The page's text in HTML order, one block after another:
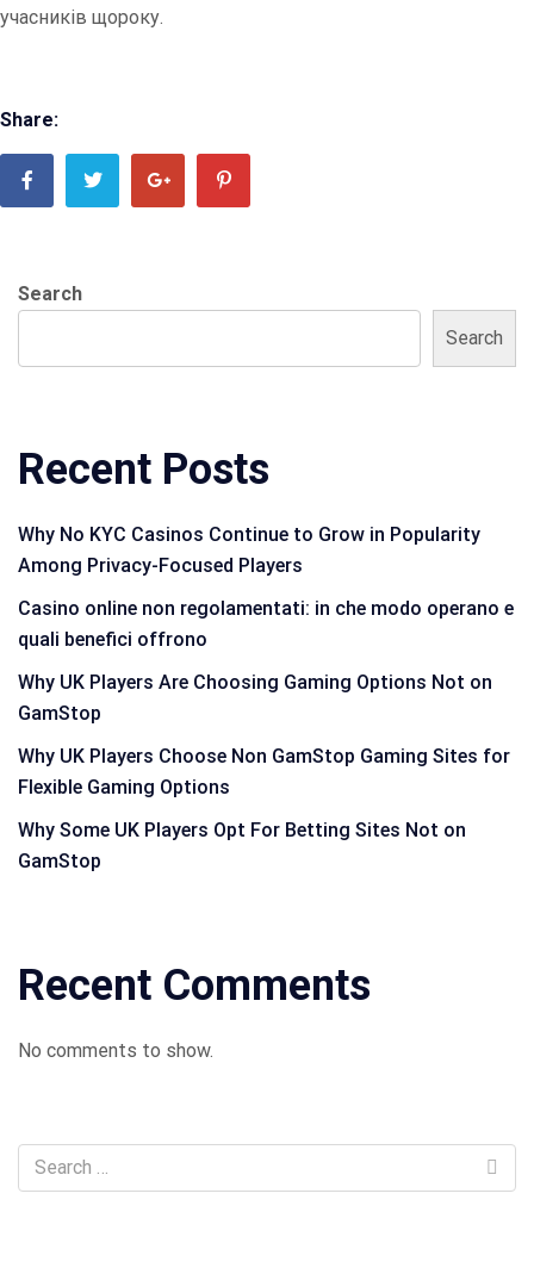
учасників щороку.
Share:
Search
Search
Recent Posts
Why No KYC Casinos Continue to Grow in Popularity
Among Privacy-Focused Players
Casino online non regolamentati: in che modo operano e
quali benefici offrono
Why UK Players Are Choosing Gaming Options Not on
GamStop
Why UK Players Choose Non GamStop Gaming Sites for
Flexible Gaming Options
Why Some UK Players Opt For Betting Sites Not on
GamStop
Recent Comments
No comments to show.